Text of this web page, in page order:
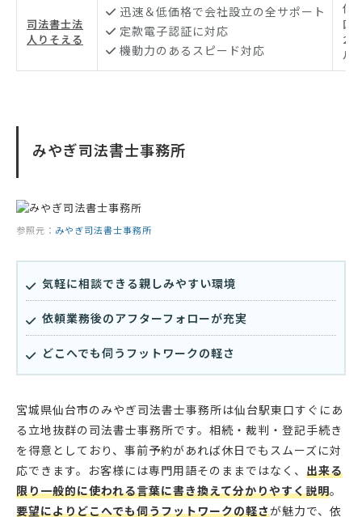
司法書士法
人りそえる
迅速＆低価格で会社設立の全サポート
定款電子認証に対応
機動力のあるスピード対応
仙
区
2
ル
みやぎ司法書士事務所
参照元： みやぎ司法書士事務所
気軽に相談できる親しみやすい環境
依頼業務後のアフターフォローが充実
どこへでも伺うフットワークの軽さ
宮城県仙台市のみやぎ司法書士事務所は仙台駅東口すぐにあ
る立地抜群の司法書士事務所です。相続・裁判・登記手続き
を得意としており、事前予約があれば休日でもスムーズに対
応できます。お客様には専門用語そのままではなく、 出来る
限り一般的に使われる言葉に書き換えて分かりやすく説明。
要望によりどこへでも伺うフットワークの軽さが魅力で、依